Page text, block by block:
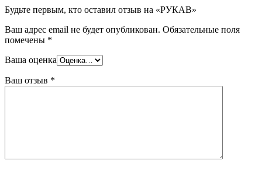
Будьте первым, кто оставил отзыв на «РУКАВ»
Ваш адрес email не будет опубликован. Обязательные поля
помечены *
Ваша оценка
Ваш отзыв *